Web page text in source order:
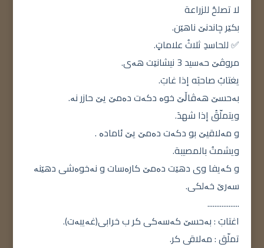
لا تصلحُ للزراعة
بکێر چاندنێ ناهێن.
✅ للحاسدِ ثلاثُ علاماتٍ.
مروڤێ حەسید 3 نیشانێت هەی.
يغتابُ صاحبَه إذا غابَ.
بەحسێ هەڤاڵێ خوە دکەت دەمێ یێ حازر نە.
ويتملّقُ إذا شهدَ.
و مەلاقیێ بو دکەت دەمێ یێ ئامادە .
ويشمتُ بالمصيبة.
و کەیفا وی دهێت دەمێ کارەسات و نەخوەشی دهێنە
سەرێ خەلکی.
..................
اغتابَ : بەحسێ کەسەکی کر ب خرابی(غەیبەت).
تملّق : مەلاقی کر.